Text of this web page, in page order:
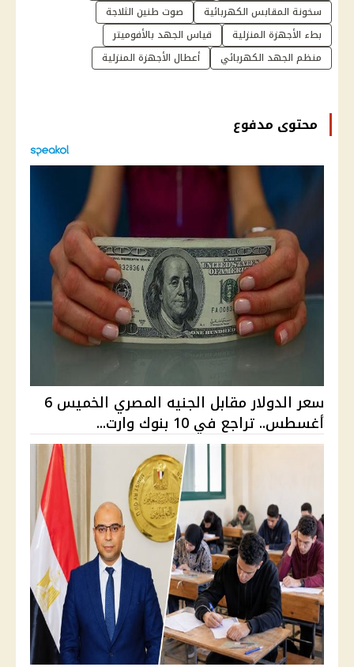
سخونة المقابس الكهربائية
صوت طنين الثلاجة
بطء الأجهزة المنزلية
قياس الجهد بالأفوميتر
منظم الجهد الكهربائي
أعطال الأجهزة المنزلية
محتوى مدفوع
سعر الدولار مقابل الجنيه المصري الخميس 6
أغسطس.. تراجع في 10 بنوك وارت...